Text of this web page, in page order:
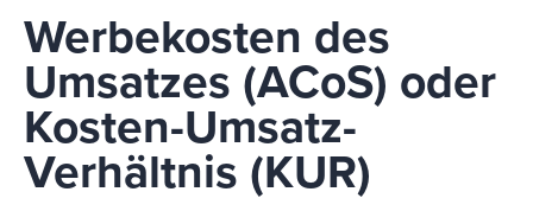
Werbekosten des
Umsatzes (ACoS) oder
Kosten-Umsatz-
Verhältnis (KUR)